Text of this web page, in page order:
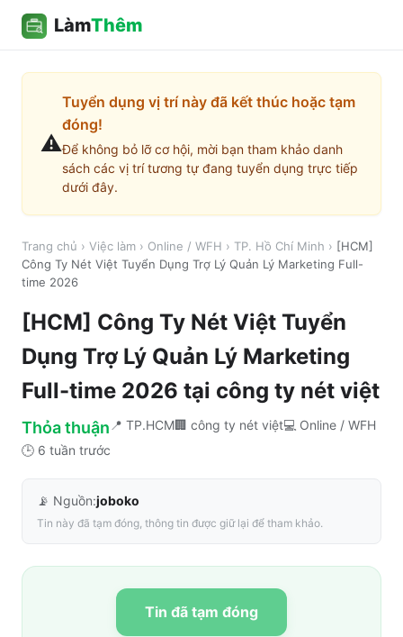
LàmThêm
⚠️
Tuyển dụng vị trí này đã kết thúc hoặc tạm
đóng!
Để không bỏ lỡ cơ hội, mời bạn tham khảo danh
sách các vị trí tương tự đang tuyển dụng trực tiếp
dưới đây.
Trang chủ › Việc làm › Online / WFH › TP. Hồ Chí Minh › [HCM]
Công Ty Nét Việt Tuyển Dụng Trợ Lý Quản Lý Marketing Full-
time 2026
[HCM] Công Ty Nét Việt Tuyển
Dụng Trợ Lý Quản Lý Marketing
Full-time 2026 tại công ty nét việt
Thỏa thuận 📍 TP.HCM🏢 công ty nét việt💻 Online / WFH
🕒 6 tuần trước
📡 Nguồn:joboko
Tin này đã tạm đóng, thông tin được giữ lại để tham khảo.
Tin đã tạm đóng